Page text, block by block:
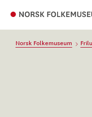
Norsk Folkemuseum